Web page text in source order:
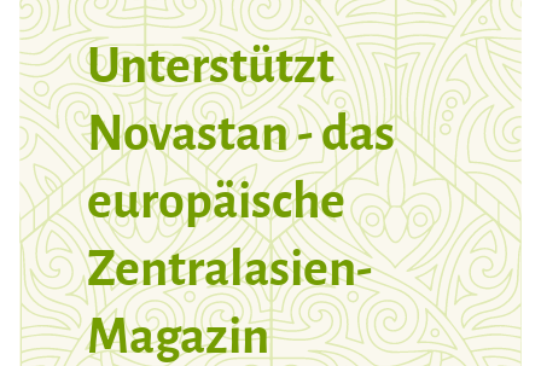
Unterstützt
Novastan - das
europäische
Zentralasien-
Magazin